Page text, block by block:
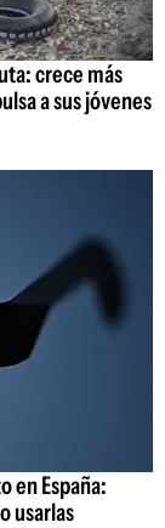
crece más
a sus jóvenes
en España:
usarlas